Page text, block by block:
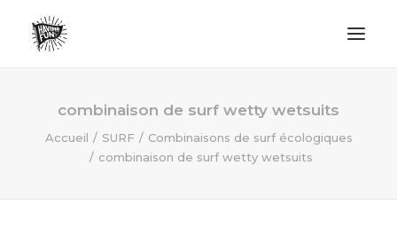
LIFESTYLE
AVENTURES
ECO FRIENDLY
combinaison de surf wetty wetsuits
Accueil SURF
Combinaisons de surf écologiques
combinaison de surf wetty wetsuits